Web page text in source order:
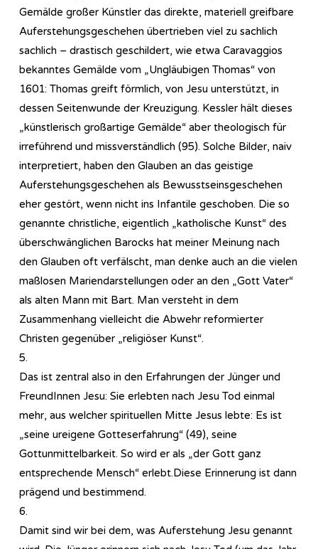
Gemälde großer Künstler das direkte, materiell greifbare
Auferstehungsgeschehen übertrieben viel zu sachlich
sachlich – drastisch geschildert, wie etwa Caravaggios
bekanntes Gemälde vom „Ungläubigen Thomas“ von
1601: Thomas greift förmlich, von Jesu unterstützt, in
dessen Seitenwunde der Kreuzigung. Kessler hält dieses
„künstlerisch großartige Gemälde“ aber theologisch für
irreführend und missverständlich (95). Solche Bilder, naiv
interpretiert, haben den Glauben an das geistige
Auferstehungsgeschehen als Bewusstseinsgeschehen
eher gestört, wenn nicht ins Infantile geschoben. Die so
genannte christliche, eigentlich „katholische Kunst“ des
überschwänglichen Barocks hat meiner Meinung nach
den Glauben oft verfälscht, man denke auch an die vielen
maßlosen Mariendarstellungen oder an den „Gott Vater“
als alten Mann mit Bart. Man versteht in dem
Zusammenhang vielleicht die Abwehr reformierter
Christen gegenüber „religiöser Kunst“.
5.
Das ist zentral also in den Erfahrungen der Jünger und
FreundInnen Jesu: Sie erlebten nach Jesu Tod einmal
mehr, aus welcher spirituellen Mitte Jesus lebte: Es ist
„seine ureigene Gotteserfahrung“ (49), seine
Gottunmittelbarkeit. So wird er als „der Gott ganz
entsprechende Mensch“ erlebt.Diese Erinnerung ist dann
prägend und bestimmend.
6.
Damit sind wir bei dem, was Auferstehung Jesu genannt